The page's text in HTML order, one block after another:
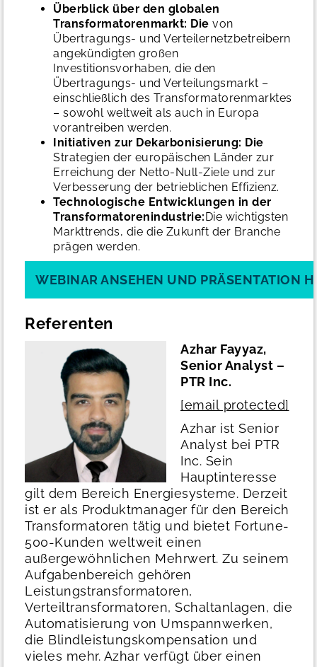
Überblick über den globalen
Transformatorenmarkt: Die von
Übertragungs- und Verteilernetzbetreibern
angekündigten großen
Investitionsvorhaben, die den
Übertragungs- und Verteilungsmarkt –
einschließlich des Transformatorenmarktes
– sowohl weltweit als auch in Europa
vorantreiben werden.
Initiativen zur Dekarbonisierung: Die
Strategien der europäischen Länder zur
Erreichung der Netto-Null-Ziele und zur
Verbesserung der betrieblichen Effizienz.
Technologische Entwicklungen in der
Transformatorenindustrie:Die wichtigsten
Markttrends, die die Zukunft der Branche
prägen werden.
WEBINAR ANSEHEN UND PRÄSENTATION
Referenten
Azhar Fayyaz,
Senior Analyst –
PTR Inc.
[email protected]
Azhar ist Senior
Analyst bei PTR
Inc. Sein
Hauptinteresse
gilt dem Bereich Energiesysteme. Derzeit
ist er als Produktmanager für den Bereich
Transformatoren tätig und bietet Fortune-
500-Kunden weltweit einen
außergewöhnlichen Mehrwert. Zu seinem
Aufgabenbereich gehören
Leistungstransformatoren,
Verteiltransformatoren, Schaltanlagen, die
Automatisierung von Umspannwerken,
die Blindleistungskompensation und
vieles mehr. Azhar verfügt über einen